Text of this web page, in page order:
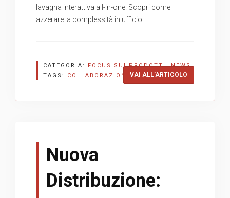
lavagna interattiva all-in-one. Scopri come
azzerare la complessità in ufficio.
VAI ALL’ARTICOLO
CATEGORIA: FOCUS SUI PRODOTTI,NEWS
TAGS: COLLABORAZIONE,VIDEO,YEALINK
Nuova
Distribuzione: